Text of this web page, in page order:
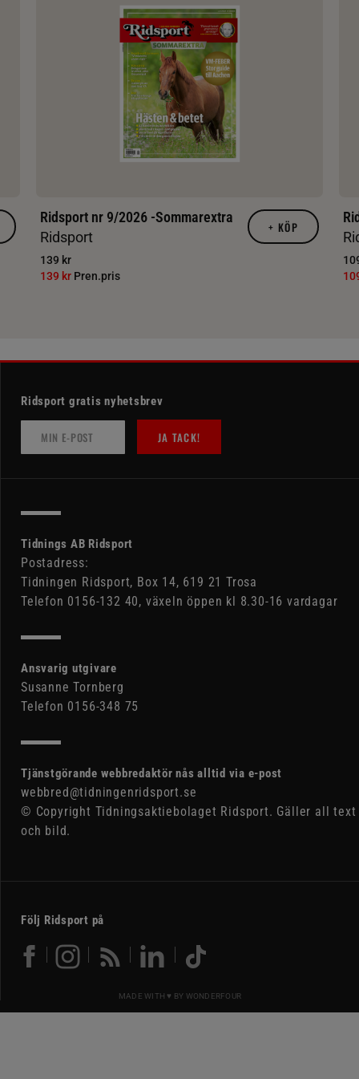
Ridsport nr 9/2026 -Sommarextra
Ridsport
139 kr
139 kr Pren.pris
+ KÖP
Ridsport gratis nyhetsbrev
JA TACK!
Tidnings AB Ridsport
Postadress:
Tidningen Ridsport, Box 14, 619 21 Trosa
Telefon 0156-132 40, växeln öppen kl 8.30-16 vardagar
Ansvarig utgivare
Susanne Tornberg
Telefon 0156-348 75
Tjänstgörande webbredaktör nås alltid via e-post
webbred@tidningenridsport.se
© Copyright Tidningsaktiebolaget Ridsport. Gäller all text
och bild.
Följ Ridsport på
MADE WITH ♥ BY WONDERFOUR